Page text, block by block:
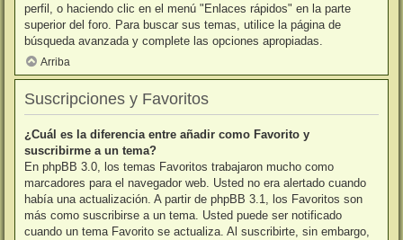
perfil, o haciendo clic en el menú "Enlaces rápidos" en la parte
superior del foro. Para buscar sus temas, utilice la página de
búsqueda avanzada y complete las opciones apropiadas.
Arriba
Suscripciones y Favoritos
¿Cuál es la diferencia entre añadir como Favorito y
suscribirme a un tema?
En phpBB 3.0, los temas Favoritos trabajaron mucho como
marcadores para el navegador web. Usted no era alertado cuando
había una actualización. A partir de phpBB 3.1, los Favoritos son
más como suscribirse a un tema. Usted puede ser notificado
cuando un tema Favorito se actualiza. Al suscribirte, sin embargo,